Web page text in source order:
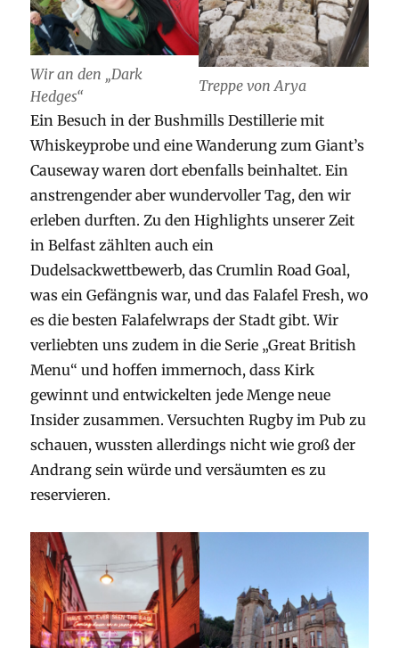
Wir an den „Dark
Hedges“
Treppe von Arya
Ein Besuch in der Bushmills Destillerie mit
Whiskeyprobe und eine Wanderung zum Giant’s
Causeway waren dort ebenfalls beinhaltet. Ein
anstrengender aber wundervoller Tag, den wir
erleben durften. Zu den Highlights unserer Zeit
in Belfast zählten auch ein
Dudelsackwettbewerb, das Crumlin Road Goal,
was ein Gefängnis war, und das Falafel Fresh, wo
es die besten Falafelwraps der Stadt gibt. Wir
verliebten uns zudem in die Serie „Great British
Menu“ und hoffen immernoch, dass Kirk
gewinnt und entwickelten jede Menge neue
Insider zusammen. Versuchten Rugby im Pub zu
schauen, wussten allerdings nicht wie groß der
Andrang sein würde und versäumten es zu
reservieren.